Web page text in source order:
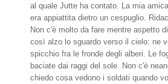
al quale Jutte ha contato. La mia
era appiattita dietro un cespuglio.
Non c'è molto da fare mentre aspetto
così alzo lo sguardo verso il cielo: ne
spicchio fra le fronde degli alberi. Le
baciate dai raggi del sole. Non c'è
chiedo cosa vedono i soldati quando